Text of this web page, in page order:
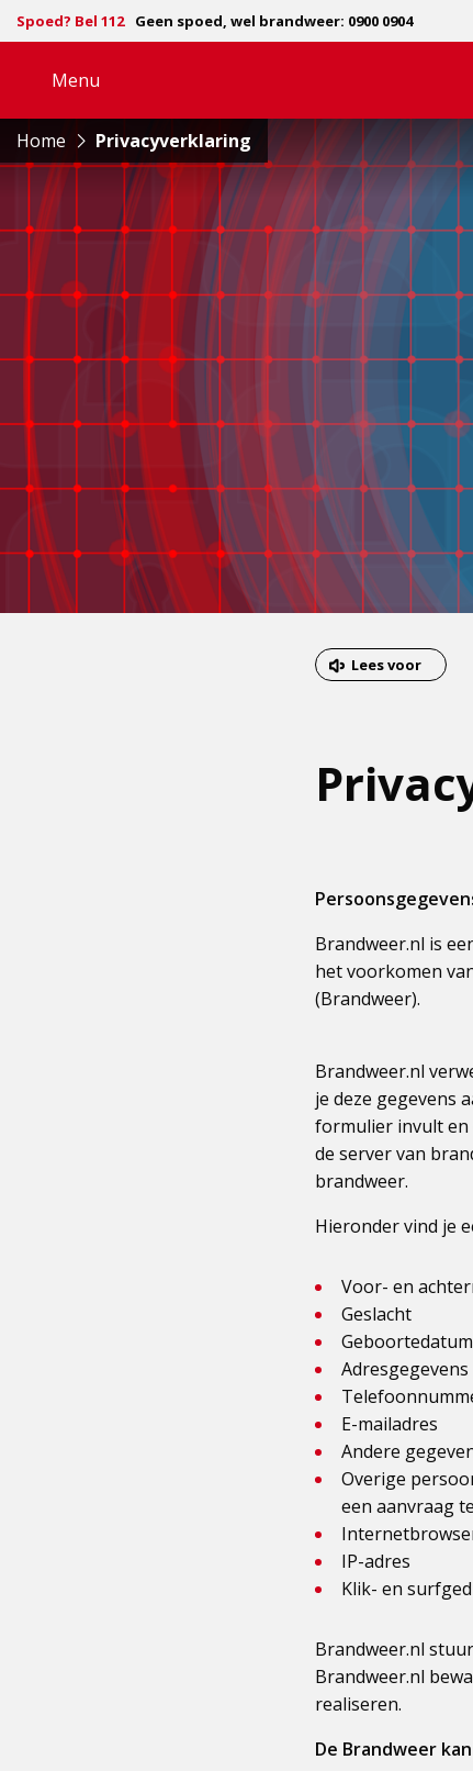
Spoed? Bel 112 Geen spoed, wel brandweer: 0900 0904
Menu
navigatie
Home Privacyverklaring
Lees voor
Brandweer.nl is
het voorkomen
(Brandweer).
Brandweer.nl
je deze gegevens
formulier invult en
de server van
brandweer.
Hieronder vind je
Voor- en
Geslacht
Geboortedatum
Adresgegevens
E-mailadres
Andere
Overige
een aanvraag
IP-adres
Klik- en
Brandweer.nl
Brandweer.nl
realiseren.
De Brandweer